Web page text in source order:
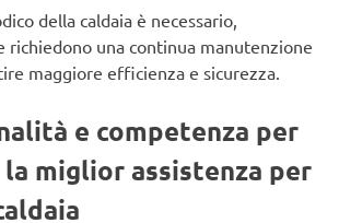
della caldaia è necessario,
richiedono una continua manutenzione
maggiore efficienza e sicurezza.
e competenza per
miglior assistenza per